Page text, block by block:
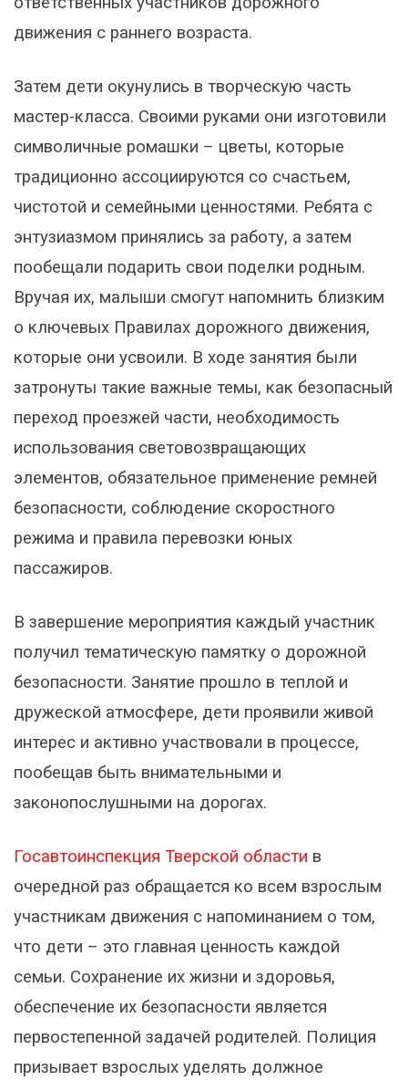
движения с раннего возраста.
Затем дети окунулись в творческую часть
мастер-класса. Своими руками они изготовили
символичные ромашки – цветы, которые
традиционно ассоциируются со счастьем,
чистотой и семейными ценностями. Ребята с
энтузиазмом принялись за работу, а затем
пообещали подарить свои поделки родным.
Вручая их, малыши смогут напомнить близким
о ключевых Правилах дорожного движения,
которые они усвоили. В ходе занятия были
затронуты такие важные темы, как безопасный
переход проезжей части, необходимость
использования световозвращающих
элементов, обязательное применение ремней
безопасности, соблюдение скоростного
режима и правила перевозки юных
пассажиров.
В завершение мероприятия каждый участник
получил тематическую памятку о дорожной
безопасности. Занятие прошло в теплой и
дружеской атмосфере, дети проявили живой
интерес и активно участвовали в процессе,
пообещав быть внимательными и
законопослушными на дорогах.
Госавтоинспекция Тверской области в
очередной раз обращается ко всем взрослым
участникам движения с напоминанием о том,
что дети – это главная ценность каждой
семьи. Сохранение их жизни и здоровья,
обеспечение их безопасности является
первостепенной задачей родителей. Полиция
призывает взрослых уделять должное